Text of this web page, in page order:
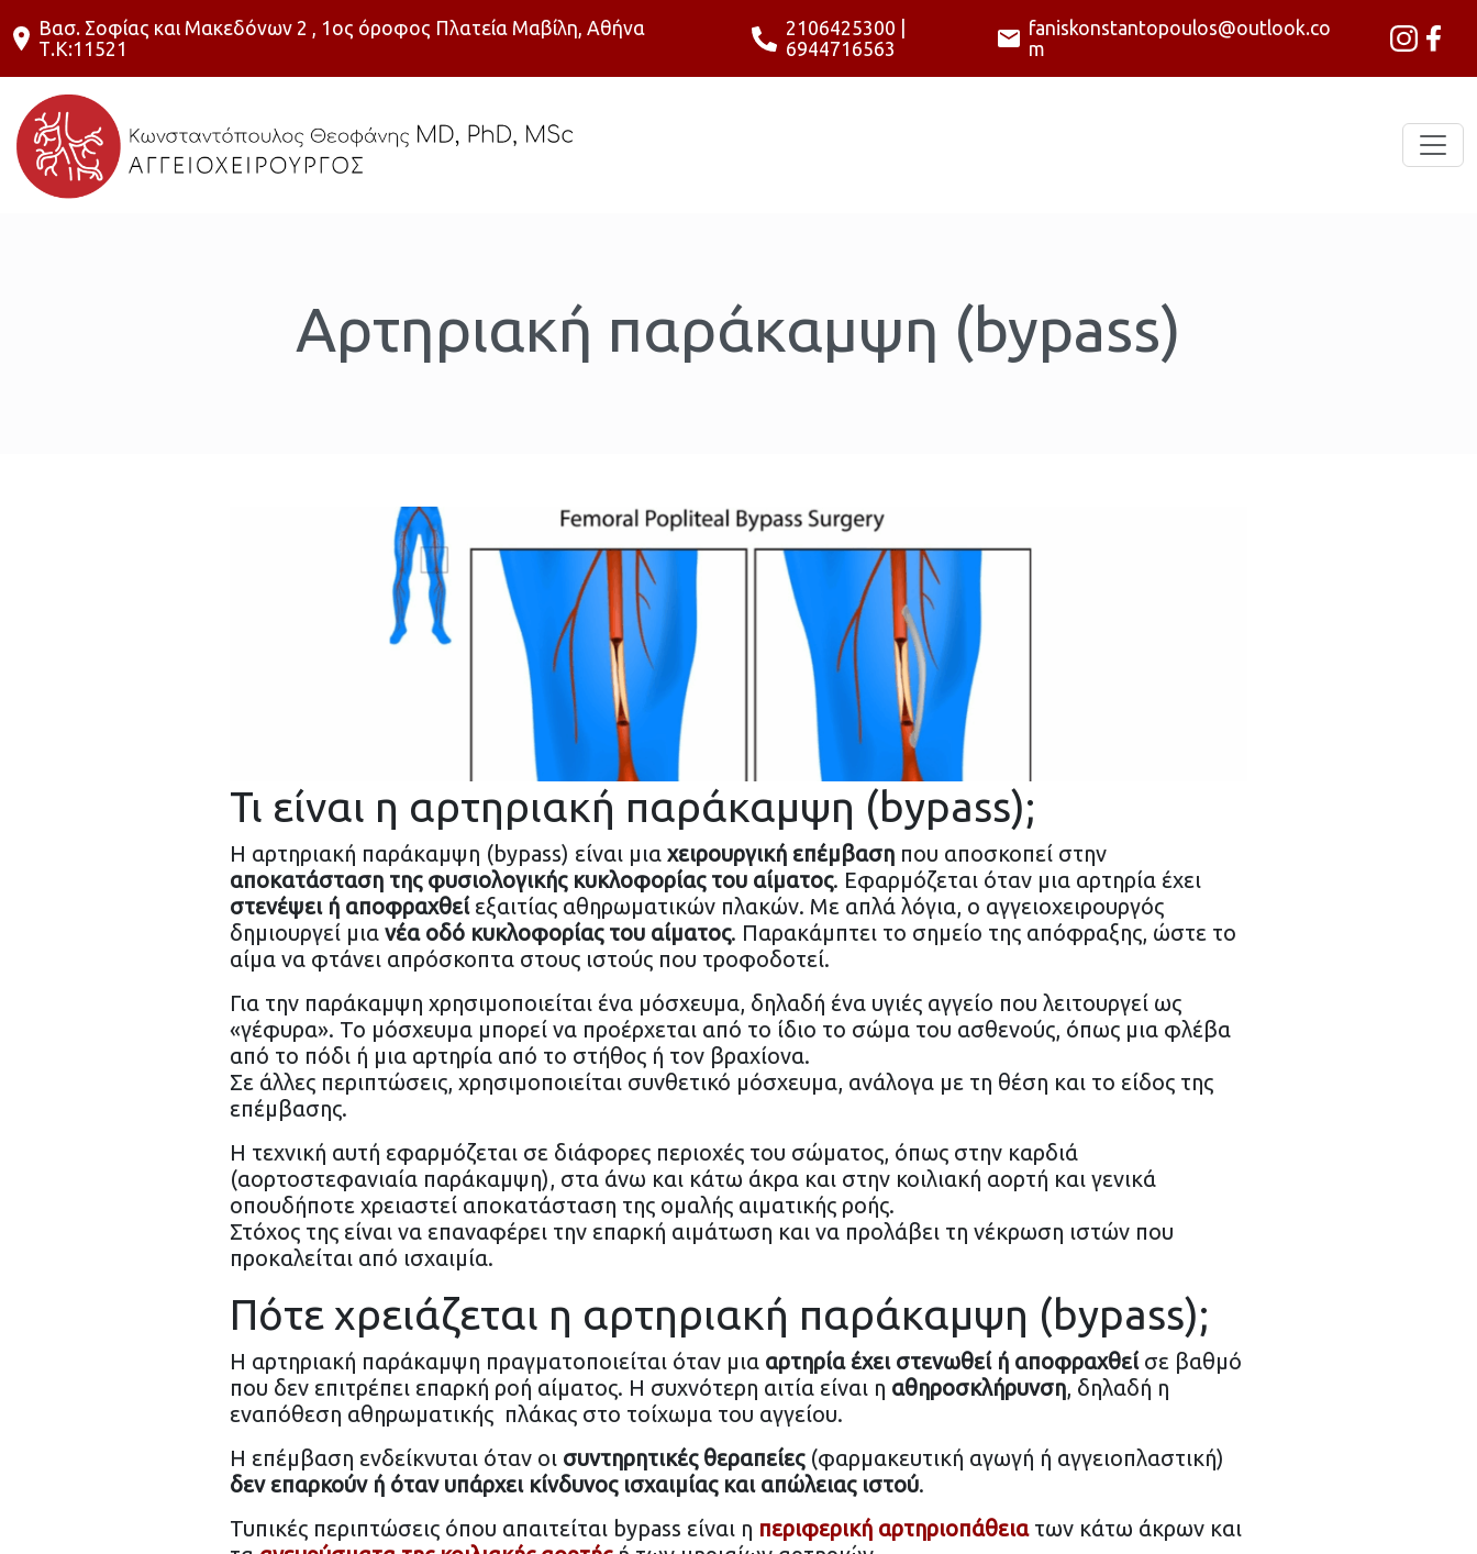
Βασ. Σοφίας και Μακεδόνων 2 , 1ος όροφος Πλατεία Μαβίλη, Αθήνα
Τ.Κ:11521
2106425300
6944716563
faniskonstantopoulos@outlook.co
m
Αρτηριακή παράκαμψη (bypass)
Τι είναι η αρτηριακή παράκαμψη (bypass);
Η αρτηριακή παράκαμψη (bypass) είναι μια χειρουργική επέμβαση που αποσκοπεί στην
αποκατάσταση της φυσιολογικής κυκλοφορίας του αίματος. Εφαρμόζεται όταν μια αρτηρία έχει
στενέψει ή αποφραχθείεξαιτίας αθηρωματικών πλακών. Με απλά λόγια, ο αγγειοχειρουργός
δημιουργεί μια νέα οδό κυκλοφορίας του αίματος. Παρακάμπτει το σημείο της απόφραξης, ώστε το
αίμα να φτάνει απρόσκοπτα στους ιστούς που τροφοδοτεί.
Για την παράκαμψη χρησιμοποιείται ένα μόσχευμα, δηλαδή ένα υγιές αγγείο που λειτουργεί ως
«γέφυρα». Το μόσχευμα μπορεί να προέρχεται από το ίδιο το σώμα του ασθενούς, όπως μια φλέβα
από το πόδι ή μια αρτηρία από το στήθος ή τον βραχίονα.
Σε άλλες περιπτώσεις, χρησιμοποιείται συνθετικό μόσχευμα, ανάλογα με τη θέση και το είδος της
επέμβασης.
Η τεχνική αυτή εφαρμόζεται σε διάφορες περιοχές του σώματος, όπως στην καρδιά
(αορτοστεφανιαία παράκαμψη), στα άνω και κάτω άκρα και στην κοιλιακή αορτή και γενικά
οπουδήποτε χρειαστεί αποκατάσταση της ομαλής αιματικής ροής.
Στόχος της είναι να επαναφέρει την επαρκή αιμάτωση και να προλάβει τη νέκρωση ιστών που
προκαλείται από ισχαιμία.
Πότε χρειάζεται η αρτηριακή παράκαμψη (bypass);
Η αρτηριακή παράκαμψη πραγματοποιείται όταν μια αρτηρία έχει στενωθεί ή αποφραχθείσε βαθμό
που δεν επιτρέπει επαρκή ροή αίματος. Η συχνότερη αιτία είναι η αθηροσκλήρυνση , δηλαδή η
εναπόθεση αθηρωματικής πλάκας στο τοίχωμα του αγγείου.
Η επέμβαση ενδείκνυται όταν οι συντηρητικές θεραπείες(φαρμακευτική αγωγή ή αγγειοπλαστική)
δεν επαρκούν ή όταν υπάρχει κίνδυνος ισχαιμίας και απώλειας ιστού.
Τυπικές περιπτώσεις όπου απαιτείται bypass είναι η περιφερική αρτηριοπάθειατων κάτω άκρων και